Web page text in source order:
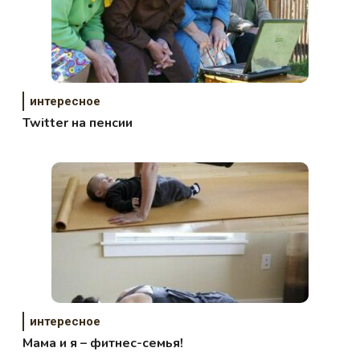
интересное
Twitter на пенсии
интересное
Мама и я – фитнес-семья!